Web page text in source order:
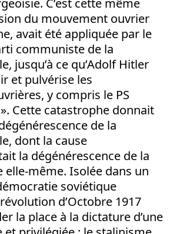
du mouvement ouvrier
avait été appliquée par le
communiste de la
jusqu’à ce qu’Adolf Hitler
et pulvérise les
y compris le PS
Cette catastrophe donnait
de la
dont la cause
la dégénérescence de la
elle-même. Isolée dans un
soviétique
d’Octobre 1917
la place à la dictature d’une